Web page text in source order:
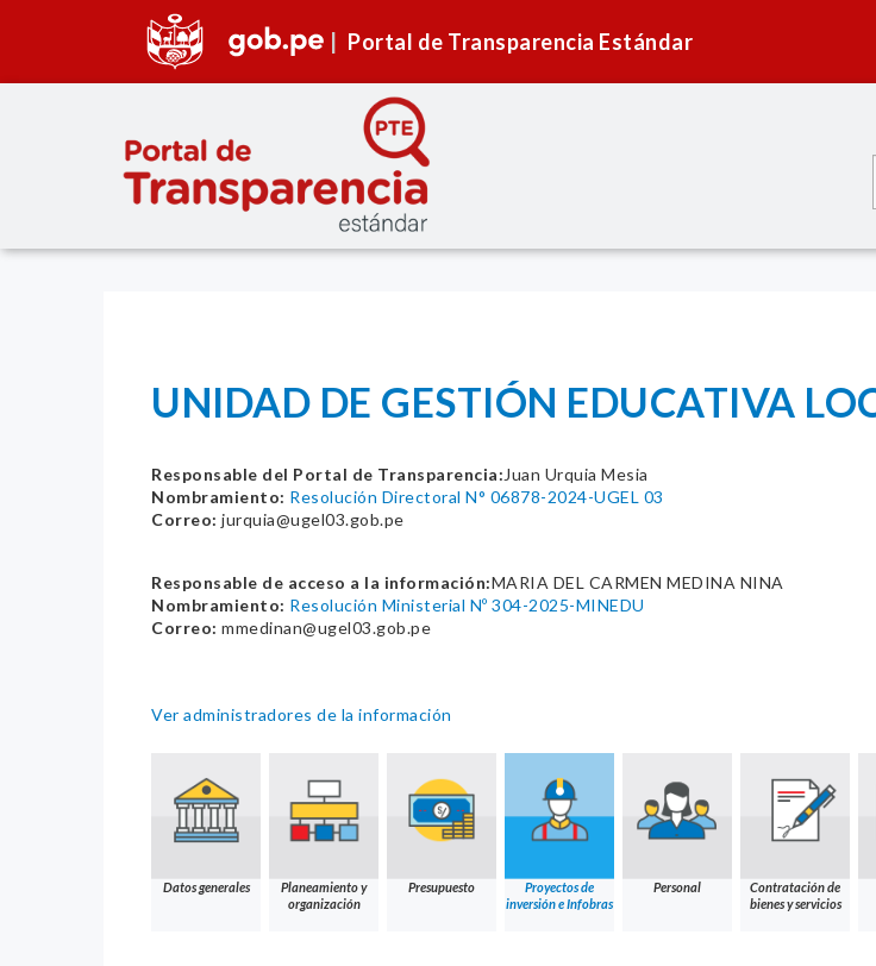
Portal de Transparencia Estándar
UNIDAD DE GESTIÓN EDUCATIVA
Responsable del Portal de Transparencia: Juan Urquia Mesia
Nombramiento: Resolución Directoral N° 06878-2024-UGEL 03
Correo: jurquia@ugel03.gob.pe
Responsable de acceso a la información:MARIA DEL CARMEN MEDINA NINA
Nombramiento: Resolución Ministerial Nº 304-2025-MINEDU
Correo: mmedinan@ugel03.gob.pe
Ver administradores de la información
Datos generales
Planeamiento y
organización
Presupuesto
Proyectos de
inversión e Infobras
Personal
Contratación de
bienes y servicios